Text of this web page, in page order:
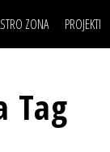
ZONA PROJEKTI
Tag